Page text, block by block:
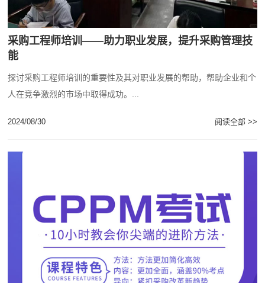
采购工程师培训——助力职业发展，提升采购管理技
能
探讨采购工程师培训的重要性及其对职业发展的帮助，帮助企业和个
人在竞争激烈的市场中取得成功。...
2024/08/30 阅读全部 >>